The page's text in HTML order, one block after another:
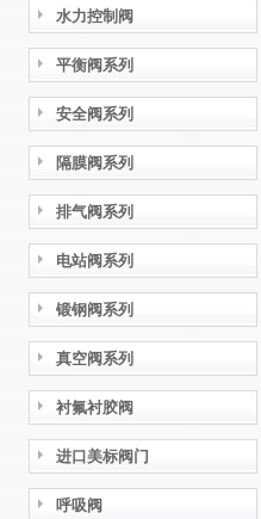
水力控制阀
平衡阀系列
安全阀系列
隔膜阀系列
排气阀系列
电站阀系列
锻钢阀系列
真空阀系列
衬氟衬胶阀
进口美标阀门
呼吸阀